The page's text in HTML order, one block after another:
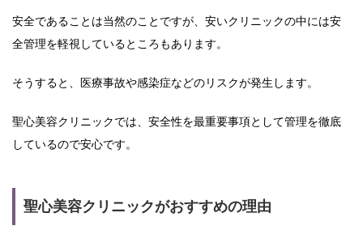
安全であることは当然のことですが、安いクリニックの中には安
全管理を軽視しているところもあります。
そうすると、医療事故や感染症などのリスクが発生します。
聖心美容クリニックでは、安全性を最重要事項として管理を徹底
しているので安心です。
聖心美容クリニックがおすすめの理由